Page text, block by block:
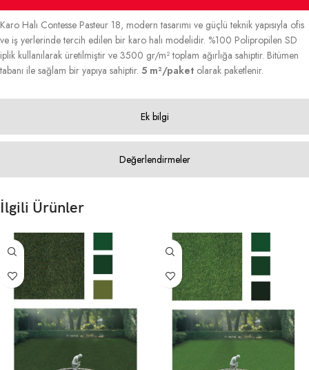
Ek bilgi
Değerlendirmeler
Karo Halı Contesse Pasteur 18, modern tasarımı ve güçlü teknik yapısıyla ofis
ve iş yerlerinde tercih edilen bir karo halı modelidir. %100 Polipropilen SD
iplik kullanılarak üretilmiştir ve 3500 gr/m² toplam ağırlığa sahiptir. Bitümen
tabanı ile sağlam bir yapıya sahiptir. 5 m²/paket olarak paketlenir.
İlgili Ürünler